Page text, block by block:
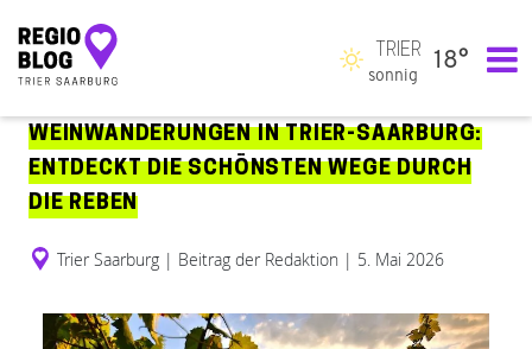
Hauptnavigation
TRIER
sonnig
18°
WEINWANDERUNGEN IN TRIER-SAARBURG:
ENTDECKT DIE SCHÖNSTEN WEGE DURCH
DIE REBEN
Trier Saarburg | Beitrag der Redaktion | 5. Mai 2026